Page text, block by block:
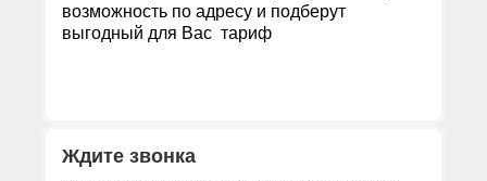
возможность по адресу и подберут
выгодный для Вас тариф
Ждите звонка